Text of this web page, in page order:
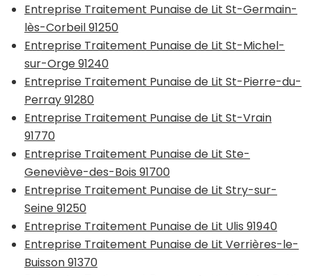
Entreprise Traitement Punaise de Lit St-Germain-
lès-Corbeil 91250
Entreprise Traitement Punaise de Lit St-Michel-
sur-Orge 91240
Entreprise Traitement Punaise de Lit St-Pierre-du-
Perray 91280
Entreprise Traitement Punaise de Lit St-Vrain
91770
Entreprise Traitement Punaise de Lit Ste-
Geneviève-des-Bois 91700
Entreprise Traitement Punaise de Lit Stry-sur-
Seine 91250
Entreprise Traitement Punaise de Lit Ulis 91940
Entreprise Traitement Punaise de Lit Verrières-le-
Buisson 91370